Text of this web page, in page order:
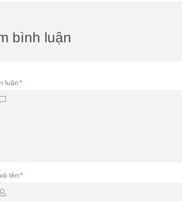
bình luận
luận*
tên*